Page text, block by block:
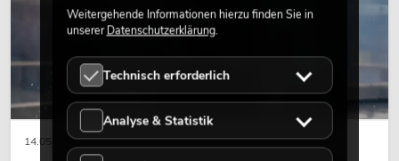
14.05.2026
Weitergehende Informationen hierzu finden Sie in
unsererDatenschutzerklärung.
Technisch erforderlich
Analyse & Statistik